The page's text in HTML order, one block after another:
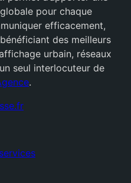
pour chaque
efficacement,
des meilleurs
urbain, réseaux
seul interlocuteur de
.